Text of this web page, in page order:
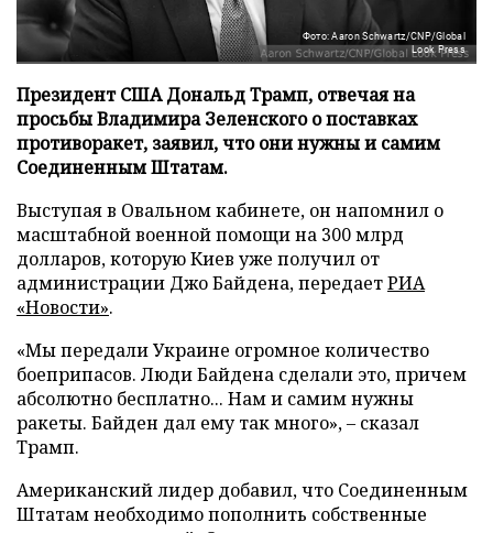
Фото: Aaron Schwartz/CNP/Global
Look Press
Президент США Дональд Трамп, отвечая на
просьбы Владимира Зеленского о поставках
противоракет, заявил, что они нужны и самим
Соединенным Штатам.
Выступая в Овальном кабинете, он напомнил о
масштабной военной помощи на 300 млрд
долларов, которую Киев уже получил от
администрации Джо Байдена, передаетРИА
«Новости».
«Мы передали Украине огромное количество
боеприпасов. Люди Байдена сделали это, причем
абсолютно бесплатно... Нам и самим нужны
ракеты. Байден дал ему так много», – сказал
Трамп.
Американский лидер добавил, что Соединенным
Штатам необходимо пополнить собственные